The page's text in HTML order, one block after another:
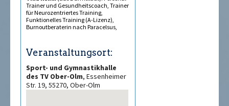
Trainer und Gesundheitscoach, Trainer
für Neurozentriertes Training,
Funktionelles Training (A-Lizenz),
Burnoutberaterin nach Paracelsus,
Veranstaltungsort:
Sport- und Gymnastikhalle
des TV Ober-Olm, Essenheimer
Str. 19, 55270, Ober-Olm